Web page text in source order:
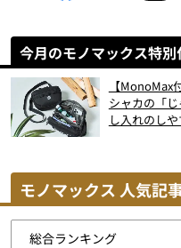
今月のモノマックス特別
【MonoMax
シャカの「
し入れのし
モノマックス 人気記